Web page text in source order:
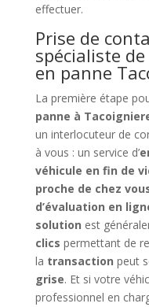
effectuer.
Prise de
spécialiste
en panne
La première étape
panne à
un interlocuteur de
à vous : un service d’
véhicule en fin de
proche de chez
d’évaluation en
solution est
clics permettant de
la transaction peut
grise. Et si votre
professionnel en